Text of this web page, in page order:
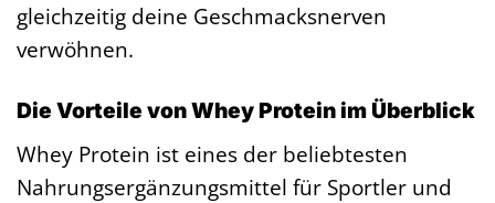
gleichzeitig deine Geschmacksnerven
verwöhnen.
Die Vorteile von Whey Protein im Überblick
Whey Protein ist eines der beliebtesten
Nahrungsergänzungsmittel für Sportler und